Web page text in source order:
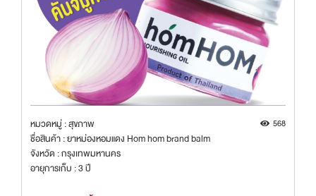
หมวดหมู่ : สุขภาพ 568
ชื่อสินค้า : ยาหม่องหอมแดง Hom hom brand balm
จังหวัด : กรุงเทพมหานคร
อายุการเก็บ : 3 ปี